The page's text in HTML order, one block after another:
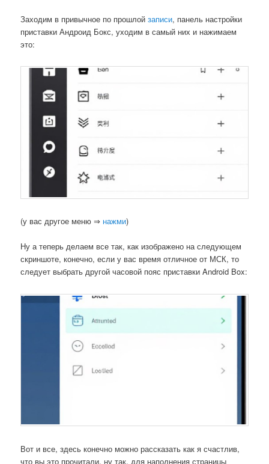
Заходим в привычное по прошлойзаписи, панель настройки
приставки Андроид Бокс, уходим в самый них и нажимаем
это:
(у вас другое меню ⇒ нажми)
Ну а теперь делаем все так, как изображено на следующем
скриншоте, конечно, если у вас время отличное от МСК, то
следует выбрать другой часовой пояс приставки Android Box:
Вот и все, здесь конечно можно рассказать как я счастлив,
что вы это прочитали, ну так, для наполнения страницы